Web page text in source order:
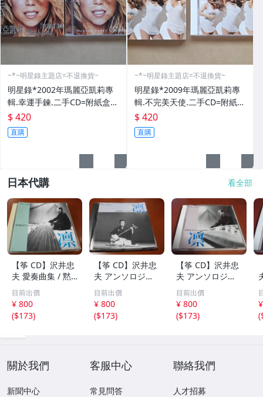
~*~明星錄主題店=不退換貨~
明星錄*2002年瑪麗亞凱莉專
輯.幸運手鍊.二手CD=附紙盒
(m08)
$ 420
直購
~*~明星錄主題店=不退換貨~
明星錄*2009年瑪麗亞凱莉專
輯.不完美天使.二手CD=附紙盒
(m08)
$ 420
直購
日本代購 看全部
【筝 CD】沢井忠
夫 愛奏曲集 / 黙
示 、波 、二つの
相 、箏二重奏ソ
ナタ 杵屋正邦 、
入野義朗 、小野
目前出價
¥ 800
($173)
【筝 CD】沢井忠
夫 アンソロジー
「凜」からの分売
沢井忠夫作品集
ライブ 風衣、水
の声、枯野砧、五
目前出價
¥ 800
($173)
【筝 CD】沢井忠
夫 アンソロジー
「凜」からの分売
沢井忠夫 作品集
第三集 “光る海”
（限定販売） 200
目前出價
¥ 800
($173)
(
關於我們
新聞中心
客服中心
常見問答
聯絡我們
人才招募